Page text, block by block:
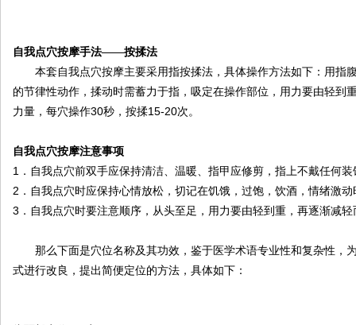
自我点穴按摩手法——按揉法
本套自我点穴按摩主要采用指按揉法，具体操作方法如下：用指
的节律性动作，揉动时需蓄力于指，吸定在操作部位，用力要由轻
力量，每穴操作30秒，按揉15-20次。
自我点穴按摩注意事项
1 ．自我点穴前双手应保持清洁、温暖、指甲应修剪，指上不戴任何
2 ．自我点穴时应保持心情放松，切记在饥饿，过饱，饮酒，情绪激
3 ．自我点穴时要注意顺序，从头至足，用力要由轻到重，再逐渐减
那么下面是穴位名称及其功效，鉴于医学术语专业性和复杂性，
式进行改良，提出简便定位的方法，具体如下：